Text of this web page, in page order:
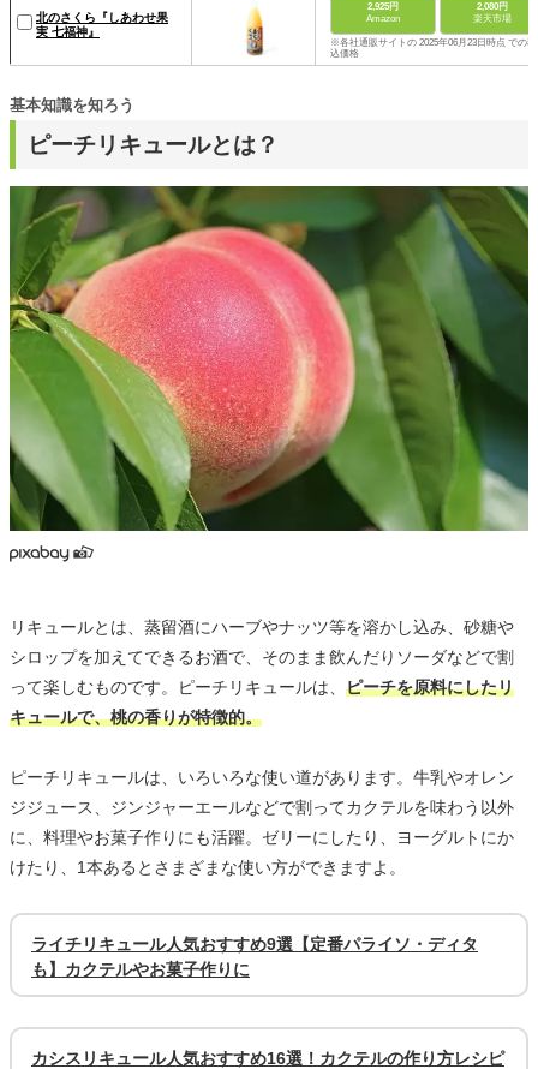
北のさくら『しあわせ果
実 七福神』
2,925円
Amazon
2,080円
楽天市場
※各社通販サイトの 2025年06月23日時点 での税
込価格
ピーチリキュールとは？
基本知識を知ろう
リキュールとは、蒸留酒にハーブやナッツ等を溶かし込み、砂糖や
シロップを加えてできるお酒で、そのまま飲んだりソーダなどで割
って楽しむものです。ピーチリキュールは、 ピーチを原料にしたリ
キュールで、桃の香りが特徴的。
ピーチリキュールは、いろいろな使い道があります。牛乳やオレン
ジジュース、ジンジャーエールなどで割ってカクテルを味わう以外
に、料理やお菓子作りにも活躍。ゼリーにしたり、ヨーグルトにか
けたり、1本あるとさまざまな使い方ができますよ。
ライチリキュール人気おすすめ9選【定番パライソ・ディタ
も】カクテルやお菓子作りに
カシスリキュール人気おすすめ16選！カクテルの作り方レシピ